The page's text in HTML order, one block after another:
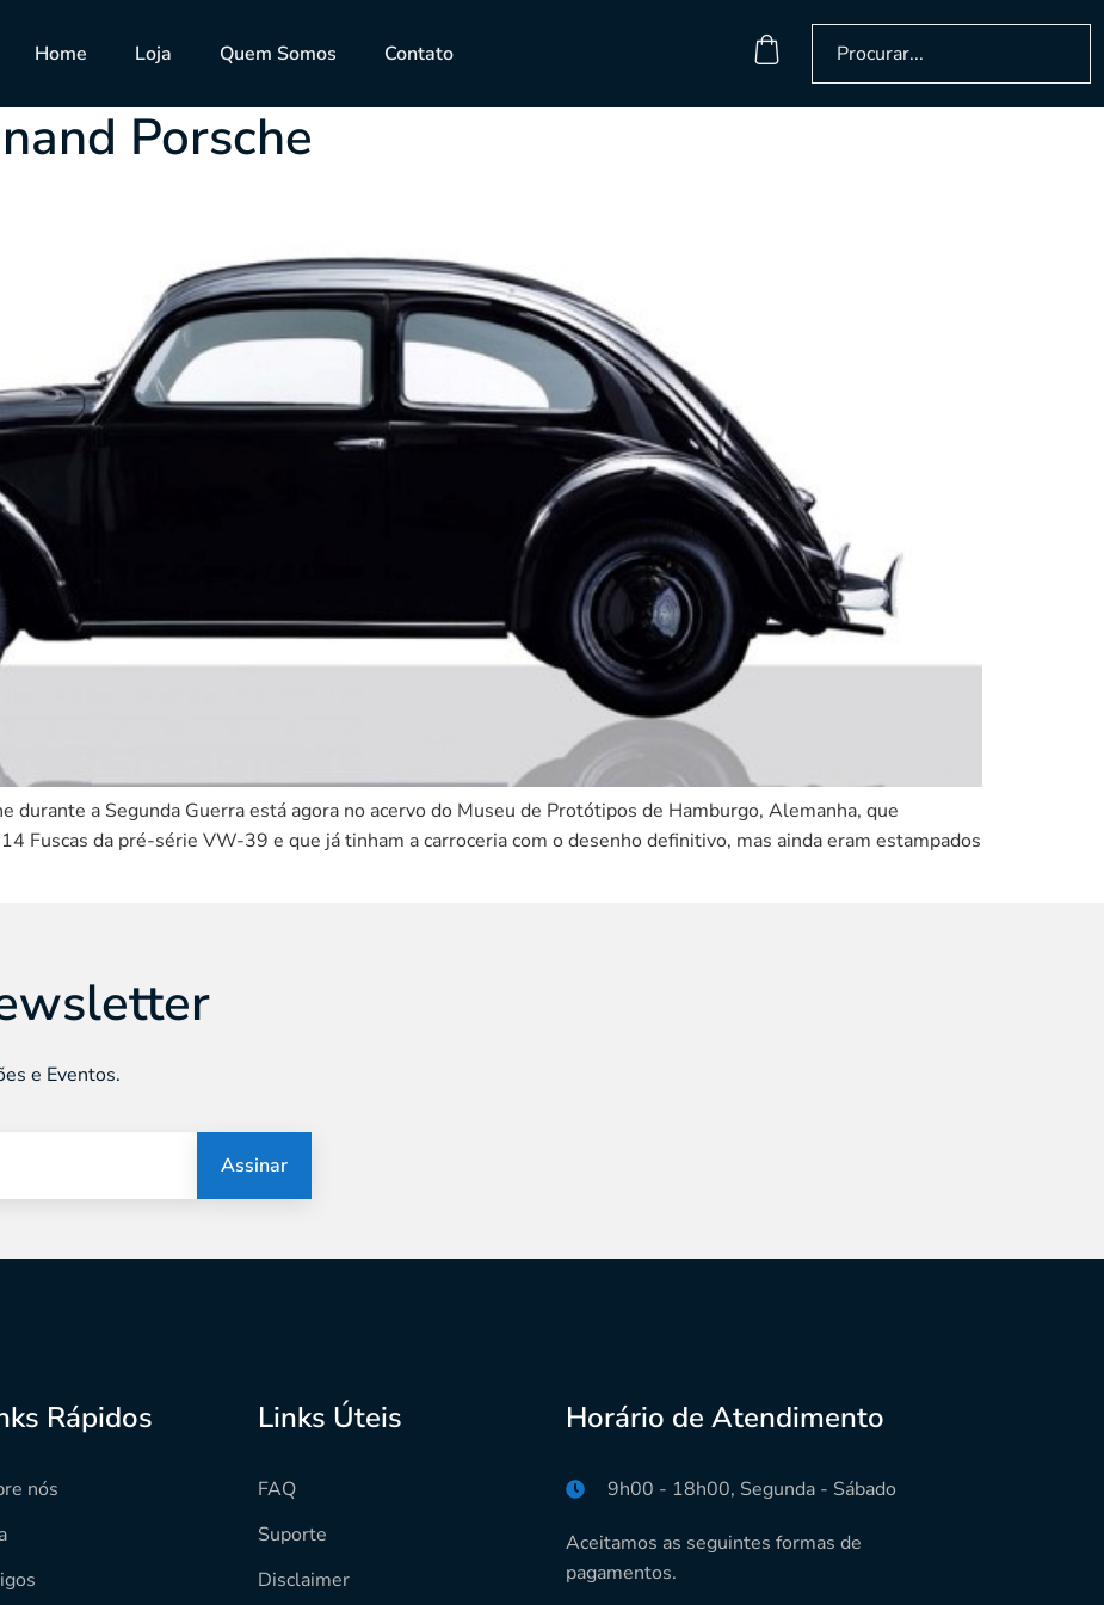
Home Loja Quem Somos Contato
Porsche
Porsche
durante a Segunda Guerra está agora no acervo do Museu de Protótipos de Hamburgo, Alemanha, que
Fuscas da pré-série VW-39 e que já tinham a carroceria com o desenho definitivo, mas ainda eram estampados
e Eventos.
Assinar
Rápidos
nós
Links Úteis
FAQ
Suporte
Disclaimer
Horário de Atendimento
9h00 - 18h00, Segunda - Sábado
Aceitamos as seguintes formas de
pagamentos.